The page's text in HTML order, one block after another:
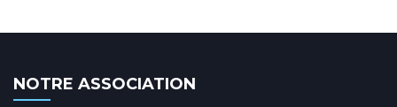
NOTRE ASSOCIATION